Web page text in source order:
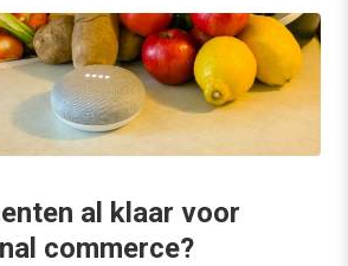
al klaar voor
commerce?